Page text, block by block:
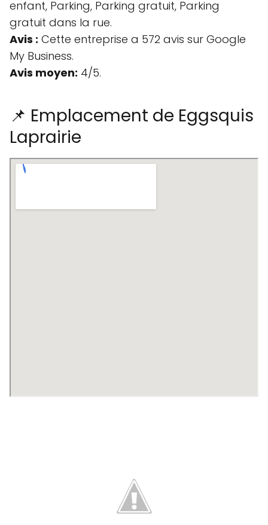
enfant, Parking, Parking gratuit, Parking
gratuit dans la rue.
Avis : Cette entreprise a 572 avis sur Google
My Business.
Avis moyen: 4/5.
📌 Emplacement de Eggsquis
Laprairie